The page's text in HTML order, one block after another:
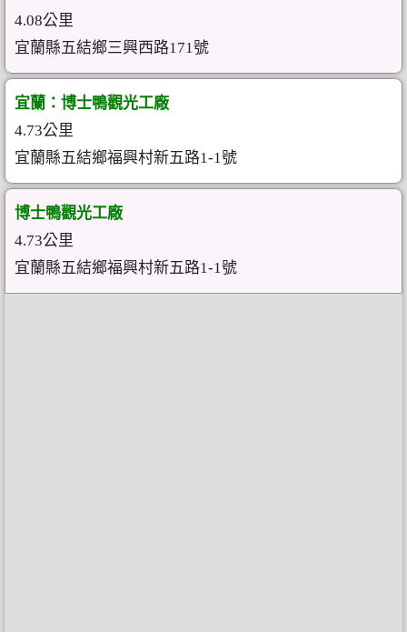
4.08公里
宜蘭縣五結鄉三興西路171號
宜蘭：博士鴨觀光工廠
4.73公里
宜蘭縣五結鄉福興村新五路1-1號
博士鴨觀光工廠
4.73公里
宜蘭縣五結鄉福興村新五路1-1號